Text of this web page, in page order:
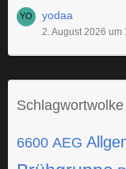
yodaa
2. August 2026 um
Schlagwortwolke
6600 AEG